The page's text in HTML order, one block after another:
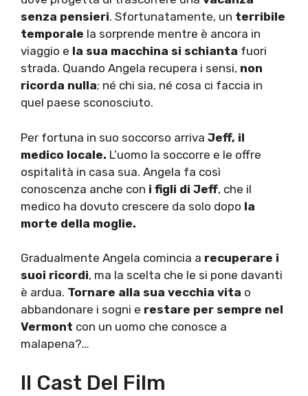
senza pensieri. Sfortunatamente, un terribile
temporale la sorprende mentre è ancora in
viaggio e la sua macchina si schianta fuori
strada. Quando Angela recupera i sensi, non
ricorda nulla; né chi sia, né cosa ci faccia in
quel paese sconosciuto.
Per fortuna in suo soccorso arriva Jeff, il
medico locale. L’uomo la soccorre e le offre
ospitalità in casa sua. Angela fa così
conoscenza anche con i figli di Jeff, che il
medico ha dovuto crescere da solo dopo la
morte della moglie.
Gradualmente Angela comincia a recuperare i
suoi ricordi, ma la scelta che le si pone davanti
è ardua. Tornare alla sua vecchia vita o
abbandonare i sogni e restare per sempre nel
Vermont con un uomo che conosce a
malapena?…
Il Cast Del Film